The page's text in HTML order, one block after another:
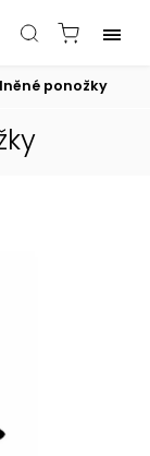
ponožky